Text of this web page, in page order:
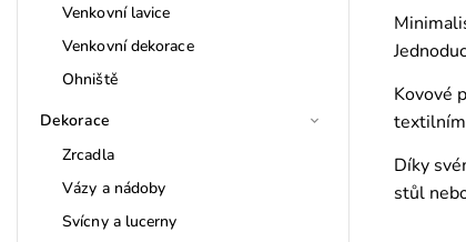
Venkovní lavice
Venkovní dekorace
Ohniště
Dekorace
Zrcadla
Vázy a nádoby
Svícny a lucerny
Kovové
Díky
stůl